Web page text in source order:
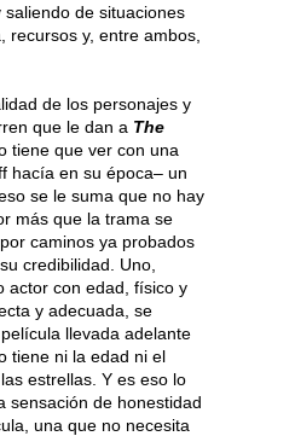
de situaciones
recursos y, entre ambos,
de los personajes y
que le dan a The
tiene que ver con una
hacía en su época– un
se le suma que no hay
más que la trama se
caminos ya probados
credibilidad. Uno,
actor con edad, físico y
y adecuada, se
llevada adelante
tiene ni la edad ni el
estrellas. Y es eso lo
sensación de honestidad
una que no necesita